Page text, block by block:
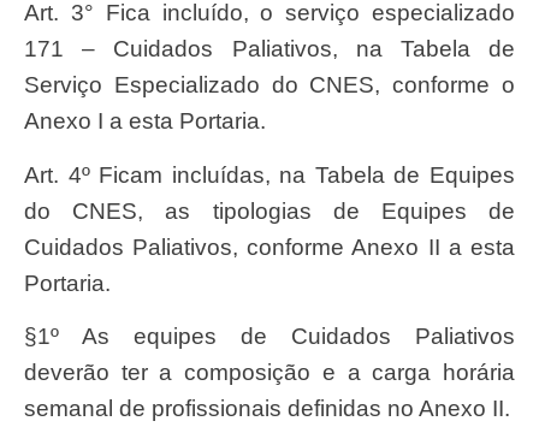
Art. 3° Fica incluído, o serviço especializado
171 – Cuidados Paliativos, na Tabela de
Serviço Especializado do CNES, conforme o
Anexo I a esta Portaria.
Art. 4º Ficam incluídas, na Tabela de Equipes
do CNES, as tipologias de Equipes de
Cuidados Paliativos, conforme Anexo II a esta
Portaria.
§1º As equipes de Cuidados Paliativos
deverão ter a composição e a carga horária
semanal de profissionais definidas no Anexo II.